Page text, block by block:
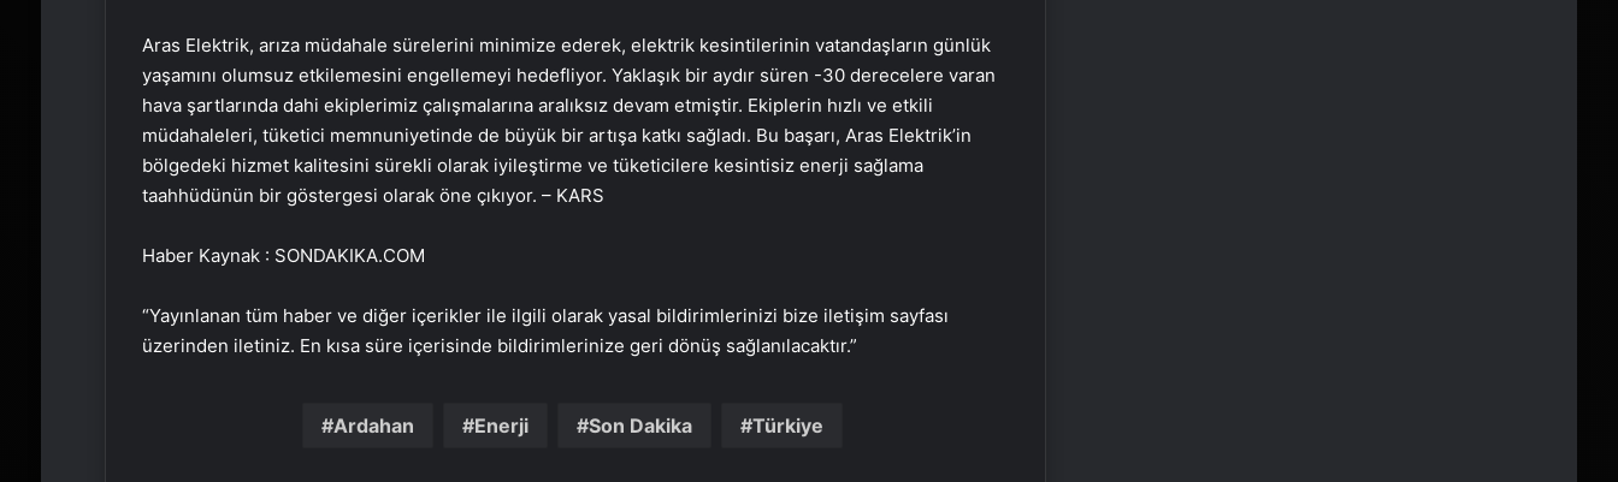
Aras Elektrik, arıza müdahale sürelerini minimize ederek, elektrik kesintilerinin vatandaşların günlük
yaşamını olumsuz etkilemesini engellemeyi hedefliyor. Yaklaşık bir aydır süren -30 derecelere varan
hava şartlarında dahi ekiplerimiz çalışmalarına aralıksız devam etmiştir. Ekiplerin hızlı ve etkili
müdahaleleri, tüketici memnuniyetinde de büyük bir artışa katkı sağladı. Bu başarı, Aras Elektrik’in
bölgedeki hizmet kalitesini sürekli olarak iyileştirme ve tüketicilere kesintisiz enerji sağlama
taahhüdünün bir göstergesi olarak öne çıkıyor. – KARS
Haber Kaynak : SONDAKIKA.COM
“Yayınlanan tüm haber ve diğer içerikler ile ilgili olarak yasal bildirimlerinizi bize iletişim sayfası
üzerinden iletiniz. En kısa süre içerisinde bildirimlerinize geri dönüş sağlanılacaktır.”
Ardahan Enerji Son Dakika Türkiye
Engelliler görüşülecekti, yeter sayısı
bulunamadı
Hatay’da orman yangını çıktı
Boşanma aşamasındaydı… Damat